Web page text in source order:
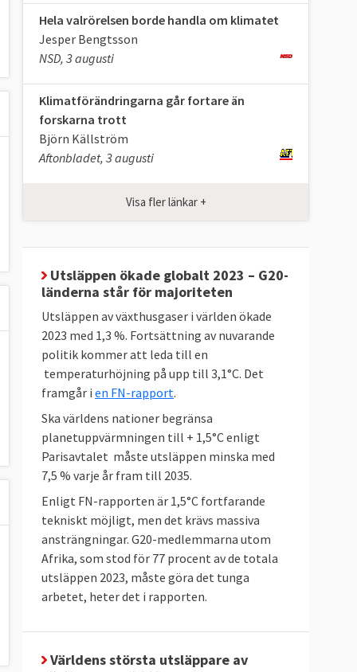
Hela valrörelsen borde handla om klimatet
Jesper Bengtsson
NSD, 3 augusti
Klimatförändringarna går fortare än
forskarna trott
Björn Källström
Aftonbladet, 3 augusti
Visa fler länkar +
Utsläppen ökade globalt 2023 – G20-
länderna står för majoriteten
Utsläppen av växthusgaser i världen ökade
2023 med 1,3 %. Fortsättning av nuvarande
politik kommer att leda till en
temperaturhöjning på upp till 3,1°C. Det
framgår i en FN-rapport.
Ska världens nationer begränsa
planetuppvärmningen till + 1,5°C enligt
Parisavtalet måste utsläppen minska med
7,5 % varje år fram till 2035.
Enligt FN-rapporten är 1,5°C fortfarande
tekniskt möjligt, men det krävs massiva
ansträngningar. G20-medlemmarna utom
Afrika, som stod för 77 procent av de totala
utsläppen 2023, måste göra det tunga
arbetet, heter det i rapporten.
Världens största utsläppare av